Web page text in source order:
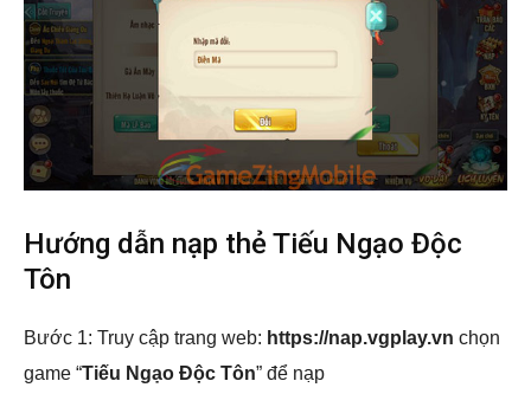
Hướng dẫn nạp thẻ Tiếu Ngạo Độc
Tôn
Bước 1: Truy cập trang web: https://nap.vgplay.vn chọn
game “Tiếu Ngạo Độc Tôn” để nạp